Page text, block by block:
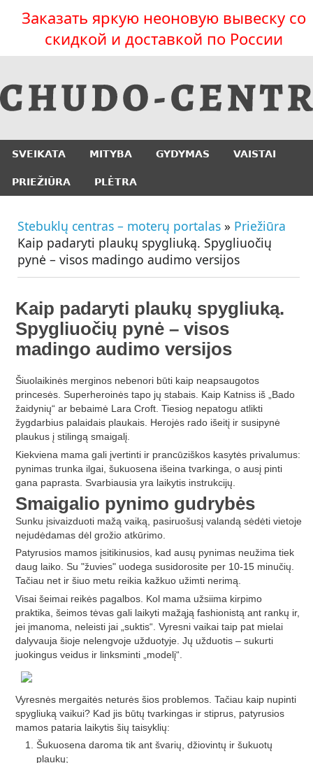
Заказать яркую неоновую вывеску со
скидкой и доставкой по России
SVEIKATA MITYBA GYDYMAS VAISTAI
PRIEŽIŪRA PLĖTRA
Stebuklų centras – moterų portalas » Priežiūra
Kaip padaryti plaukų spygliuką. Spygliuočių
pynė – visos madingo audimo versijos
Kaip padaryti plaukų spygliuką.
Spygliuočių pynė – visos
madingo audimo versijos
Šiuolaikinės merginos nebenori būti kaip neapsaugotos
princesės. Superheroinės tapo jų stabais. Kaip Katniss iš „Bado
žaidynių“ ar bebaimė Lara Croft. Tiesiog nepatogu atlikti
žygdarbius palaidais plaukais. Herojės rado išeitį ir susipynė
plaukus į stilingą smaigalį.
Kiekviena mama gali įvertinti ir prancūziškos kasytės privalumus:
pynimas trunka ilgai, šukuosena išeina tvarkinga, o ausį pinti
gana paprasta. Svarbiausia yra laikytis instrukcijų.
Smaigalio pynimo gudrybės
Sunku įsivaizduoti mažą vaiką, pasiruošusį valandą sėdėti vietoje
nejudėdamas dėl grožio atkūrimo.
Patyrusios mamos įsitikinusios, kad ausų pynimas neužima tiek
daug laiko. Su "žuvies" uodega susidorosite per 10-15 minučių.
Tačiau net ir šiuo metu reikia kažkuo užimti nerimą.
Visai šeimai reikės pagalbos. Kol mama užsiima kirpimo
praktika, šeimos tėvas gali laikyti mažąją fashionistą ant rankų ir,
jei įmanoma, neleisti jai „suktis“. Vyresni vaikai taip pat mielai
dalyvauja šioje nelengvoje užduotyje. Jų užduotis – sukurti
juokingus veidus ir linksminti „modelį“.
Vyresnės mergaitės neturės šios problemos. Tačiau kaip nupinti
spygliuką vaikui? Kad jis būtų tvarkingas ir stiprus, patyrusios
mamos pataria laikytis šių taisyklių:
Šukuosena daroma tik ant švarių, džiovintų ir šukuotų
plaukų;